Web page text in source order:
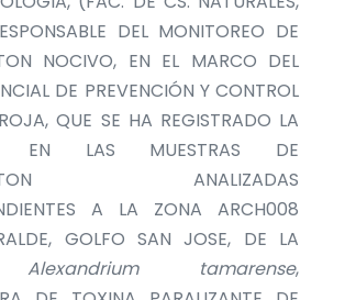
DEL MONITOREO DE
NOCIVO, EN EL MARCO DEL
DE PREVENCIÓN Y CONTROL
QUE SE HA REGISTRADO LA
EN LAS MUESTRAS DE
ANALIZADAS
A LA ZONA ARCH008
GOLFO SAN JOSE, DE LA
Alexandriumtamarense,